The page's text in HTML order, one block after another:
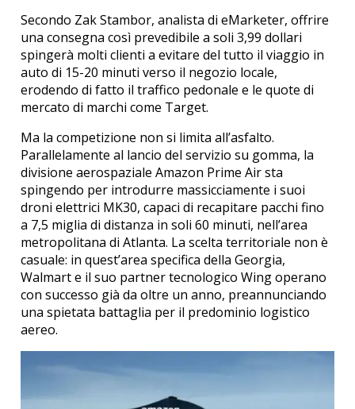
Secondo Zak Stambor, analista di eMarketer, offrire
una consegna così prevedibile a soli 3,99 dollari
spingerà molti clienti a evitare del tutto il viaggio in
auto di 15-20 minuti verso il negozio locale,
erodendo di fatto il traffico pedonale e le quote di
mercato di marchi come Target.
Ma la competizione non si limita all’asfalto.
Parallelamente al lancio del servizio su gomma, la
divisione aerospaziale Amazon Prime Air sta
spingendo per introdurre massicciamente i suoi
droni elettrici MK30, capaci di recapitare pacchi fino
a 7,5 miglia di distanza in soli 60 minuti, nell’area
metropolitana di Atlanta. La scelta territoriale non è
casuale: in quest’area specifica della Georgia,
Walmart e il suo partner tecnologico Wing operano
con successo già da oltre un anno, preannunciando
una spietata battaglia per il predominio logistico
aereo.